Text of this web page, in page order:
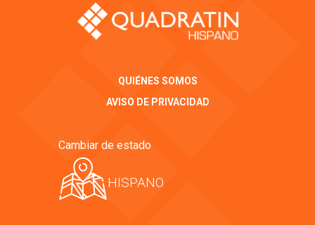
QUIÉNES SOMOS
AVISO DE PRIVACIDAD
Cambiar de estado
HISPANO